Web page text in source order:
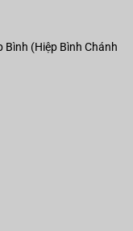
Bình (Hiệp Bình Chánh